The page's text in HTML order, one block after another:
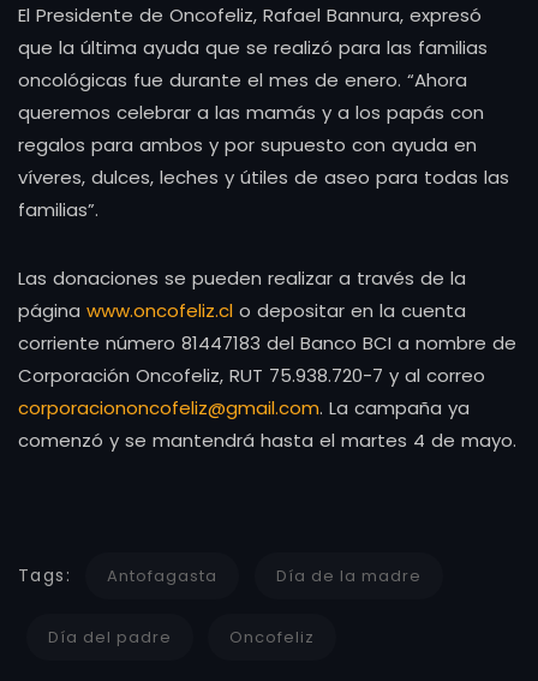
El Presidente de Oncofeliz, Rafael Bannura, expresó
que la última ayuda que se realizó para las familias
oncológicas fue durante el mes de enero. “Ahora
queremos celebrar a las mamás y a los papás con
regalos para ambos y por supuesto con ayuda en
víveres, dulces, leches y útiles de aseo para todas las
familias”.
Las donaciones se pueden realizar a través de la
página www.oncofeliz.cl o depositar en la cuenta
corriente número 81447183 del Banco BCI a nombre de
Corporación Oncofeliz, RUT 75.938.720-7 y al correo
corporaciononcofeliz@gmail.com. La campaña ya
comenzó y se mantendrá hasta el martes 4 de mayo.
Tags: Antofagasta Día de la madre
Día del padre Oncofeliz